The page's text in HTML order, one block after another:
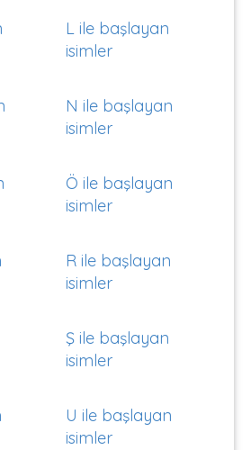
L ile başlayan
isimler
N ile başlayan
isimler
Ö ile başlayan
isimler
R ile başlayan
isimler
Ş ile başlayan
isimler
U ile başlayan
isimler